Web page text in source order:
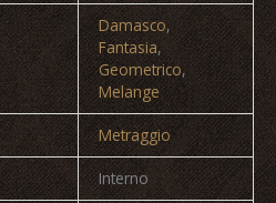
Damasco,
Fantasia,
Geometrico,
Melange
Metraggio
Interno